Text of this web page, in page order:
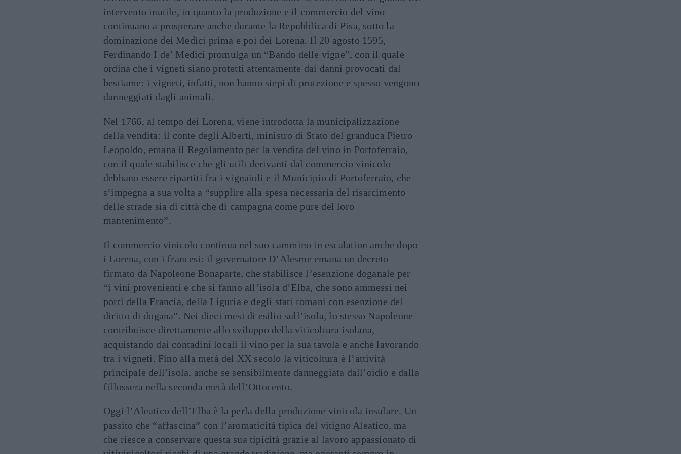
intervento inutile, in quanto la produzione e il commercio del vino
continuano a prosperare anche durante la Repubblica di Pisa, sotto la
dominazione dei Medici prima e poi dei Lorena. Il 20 agosto 1595,
Ferdinando I de’ Medici promulga un “Bando delle vigne”, con il quale
ordina che i vigneti siano protetti attentamente dai danni provocati dal
bestiame: i vigneti, infatti, non hanno siepi di protezione e spesso vengono
danneggiati dagli animali.
Nel 1766, al tempo dei Lorena, viene introdotta la municipalizzazione
della vendita: il conte degli Alberti, ministro di Stato del granduca Pietro
Leopoldo, emana il Regolamento per la vendita del vino in Portoferraio,
con il quale stabilisce che gli utili derivanti dal commercio vinicolo
debbano essere ripartiti fra i vignaioli e il Municipio di Portoferraio, che
s’impegna a sua volta a “supplire alla spesa necessaria del risarcimento
delle strade sia di città che di campagna come pure del loro
mantenimento”.
Il commercio vinicolo continua nel suo cammino in escalation anche dopo
i Lorena, con i francesi: il governatore D’Alesme emana un decreto
firmato da Napoleone Bonaparte, che stabilisce l’esenzione doganale per
“i vini provenienti e che si fanno all’isola d’Elba, che sono ammessi nei
porti della Francia, della Liguria e degli stati romani con esenzione del
diritto di dogana”. Nei dieci mesi di esilio sull’isola, lo stesso Napoleone
contribuisce direttamente allo sviluppo della viticoltura isolana,
acquistando dai contadini locali il vino per la sua tavola e anche lavorando
tra i vigneti. Fino alla metà del XX secolo la viticoltura è l’attività
principale dell’isola, anche se sensibilmente danneggiata dall’oidio e dalla
fillossera nella seconda metà dell’Ottocento.
Oggi l’Aleatico dell’Elba è la perla della produzione vinicola insulare. Un
passito che “affascina” con l’aromaticità tipica del vitigno Aleatico, ma
che riesce a conservare questa sua tipicità grazie al lavoro appassionato di